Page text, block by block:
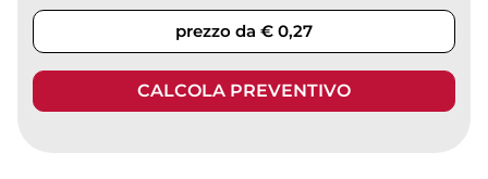
prezzo da € 0,27
CALCOLA PREVENTIVO